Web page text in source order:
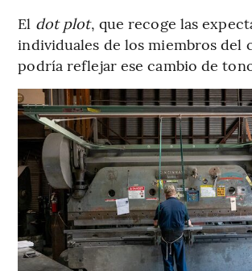
El dot plot, que recoge las
individuales de los miembros del
podría reflejar ese cambio de